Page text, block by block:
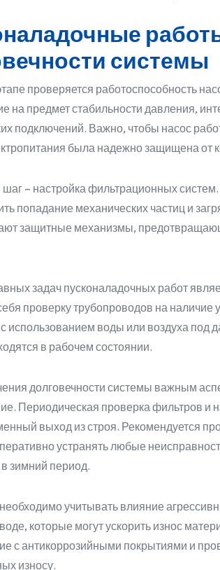
системы
проверяется работоспособность
на предмет стабильности давления,
подключений. Важно, чтобы насос
была надежно защищена от
– настройка фильтрационных
попадание механических частиц и
защитные механизмы,
задач пусконаладочных работ
проверку трубопроводов на
использованием воды или воздуха под
в рабочем состоянии.
долговечности системы важным
Периодическая проверка фильтров и
выход из строя. Рекомендуется
устранять любые
зимний период.
учитывать влияние
которые могут ускорить износ
с антикоррозийными покрытиями и
износу.